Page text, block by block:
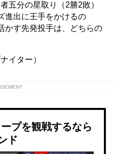
五分の星取り（2勝2敗）
進出に王手をかけるの
かす先発投手は、どちらの
イター）
プを観戦するなら
ド